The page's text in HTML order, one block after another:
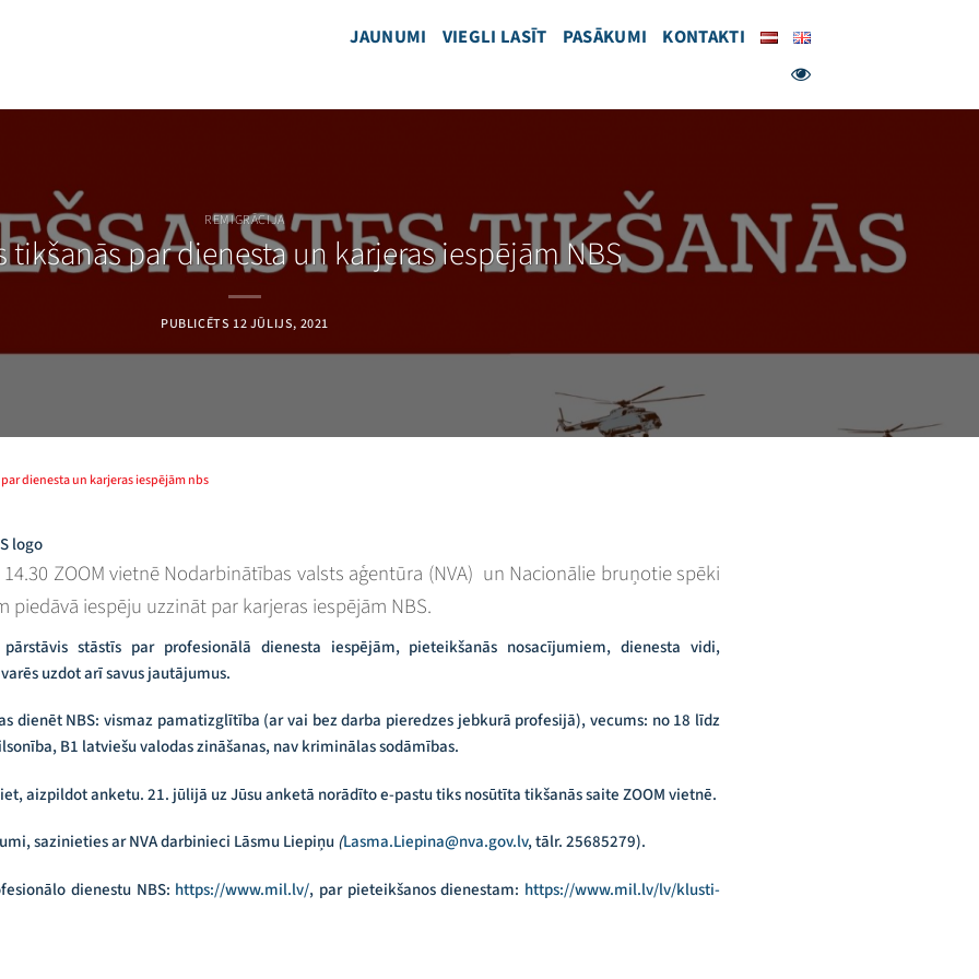
JAUNUMI VIEGLI LASĪT PASĀKUMI KONTAKTI
REMIGRĀCIJA
tikšanās par dienesta un karjeras iespējām NBS
PUBLICĒTS 12 JŪLIJS, 2021
dienesta un karjeras iespējām nbs
ZOOM vietnē Nodarbinātības valsts aģentūra (NVA) un Nacionālie bruņotie spēki
piedāvā iespēju uzzināt par karjeras iespējām NBS.
stāstīs par profesionālā dienesta iespējām, pieteikšanās nosacījumiem, dienesta vidi,
uzdot arī savus jautājumus.
dienēt NBS: vismaz pamatizglītība (ar vai bez darba pieredzes jebkurā profesijā), vecums: no 18 līdz
B1 latviešu valodas zināšanas, nav kriminālas sodāmības.​​
aizpildot anketu. 21. jūlijā uz Jūsu anketā norādīto e-pastu tiks nosūtīta tikšanās saite ZOOM vietnē.
sazinieties ar NVA darbinieci Lāsmu Liepiņu(Lasma.Liepina@nva.gov.lv, tālr. 25685279).
dienestu NBS: https://www.mil.lv/, par pieteikšanos dienestam: https://www.mil.lv/lv/klusti-